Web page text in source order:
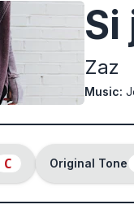
Si
Zaz
Music:
C Original Tone